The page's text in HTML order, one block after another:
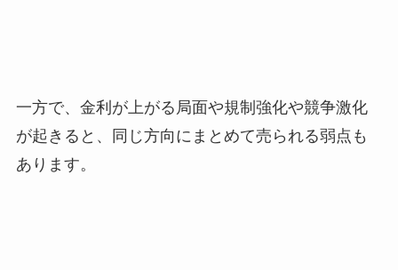
一方で、金利が上がる局面や規制強化や競争激化
が起きると、同じ方向にまとめて売られる弱点も
あります。